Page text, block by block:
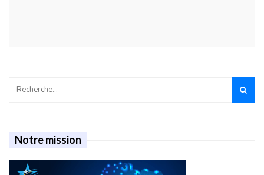
Notre mission